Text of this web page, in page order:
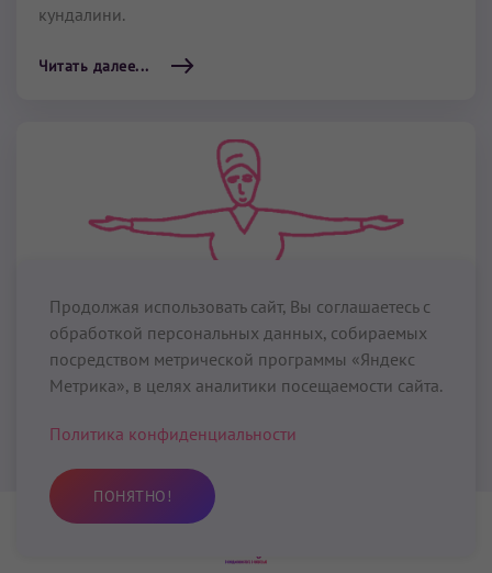
кундалини.
Читать далее...
Крийя Абсолютного Баланса (Крийя
Равновесия)
26 мин– 51 мин
Продолжая использовать сайт, Вы соглашаетесь с
обработкой персональных данных, собираемых
посредством метрической программы «Яндекс
Метрика», в целях аналитики посещаемости сайта.
Политика конфиденциальности
ПОНЯТНО!